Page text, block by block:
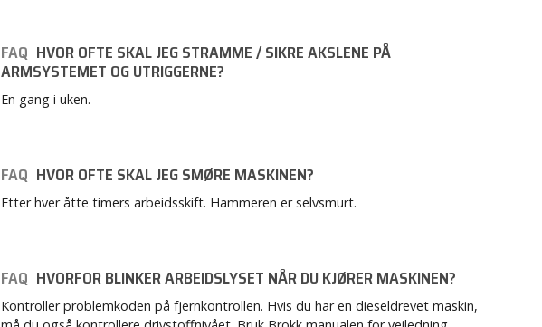
FAQ HVOR OFTE SKAL JEG STRAMME / SIKRE AKSLENE PÅ
ARMSYSTEMET OG UTRIGGERNE?
En gang i uken.
FAQ HVOR OFTE SKAL JEG SMØRE MASKINEN?
Etter hver åtte timers arbeidsskift. Hammeren er selvsmurt.
FAQ HVORFOR BLINKER ARBEIDSLYSET NÅR DU KJØRER MASKINEN?
Kontroller problemkoden på fjernkontrollen. Hvis du har en dieseldrevet maskin,